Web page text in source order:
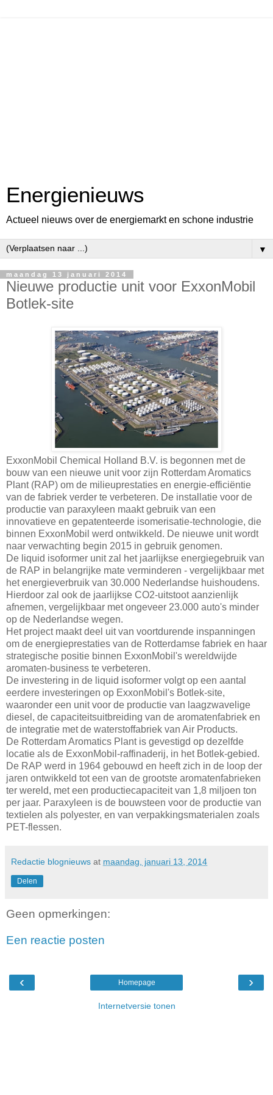
Energienieuws
Actueel nieuws over de energiemarkt en schone industrie
▼
maandag 13 januari 2014
Nieuwe productie unit voor ExxonMobil
Botlek-site
ExxonMobil Chemical Holland B.V. is begonnen met de
bouw van een nieuwe unit voor zijn Rotterdam Aromatics
Plant (RAP) om de milieuprestaties en energie-efficiëntie
van de fabriek verder te verbeteren. De installatie voor de
productie van paraxyleen maakt gebruik van een
innovatieve en gepatenteerde isomerisatie-technologie, die
binnen ExxonMobil werd ontwikkeld. De nieuwe unit wordt
naar verwachting begin 2015 in gebruik genomen.
De liquid isoformer unit zal het jaarlijkse energiegebruik van
de RAP in belangrijke mate verminderen - vergelijkbaar met
het energieverbruik van 30.000 Nederlandse huishoudens.
Hierdoor zal ook de jaarlijkse CO2-uitstoot aanzienlijk
afnemen, vergelijkbaar met ongeveer 23.000 auto's minder
op de Nederlandse wegen.
Het project maakt deel uit van voortdurende inspanningen
om de energieprestaties van de Rotterdamse fabriek en haar
strategische positie binnen ExxonMobil's wereldwijde
aromaten-business te verbeteren.
De investering in de liquid isoformer volgt op een aantal
eerdere investeringen op ExxonMobil's Botlek-site,
waaronder een unit voor de productie van laagzwavelige
diesel, de capaciteitsuitbreiding van de aromatenfabriek en
de integratie met de waterstoffabriek van Air Products.
De Rotterdam Aromatics Plant is gevestigd op dezelfde
locatie als de ExxonMobil-raffinaderij, in het Botlek-gebied.
De RAP werd in 1964 gebouwd en heeft zich in de loop der
jaren ontwikkeld tot een van de grootste aromatenfabrieken
ter wereld, met een productiecapaciteit van 1,8 miljoen ton
per jaar. Paraxyleen is de bouwsteen voor de productie van
textielen als polyester, en van verpakkingsmaterialen zoals
PET-flessen.
Redactie blognieuws at maandag, januari 13, 2014
Delen
Geen opmerkingen:
Een reactie posten
‹ ›
Homepage
Internetversie tonen